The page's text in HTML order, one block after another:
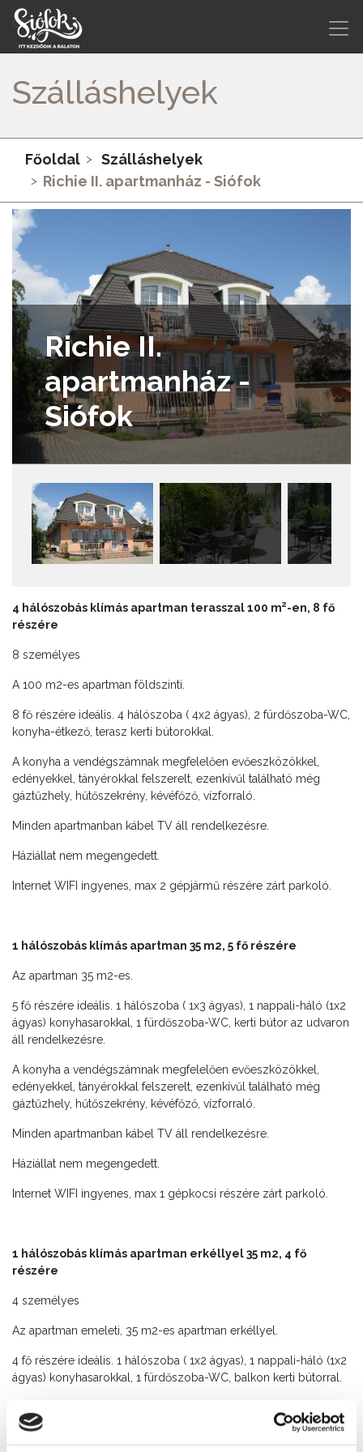
Szálláshelyek
Főoldal
Szálláshelyek
Richie II. apartmanház - Siófok
Richie II.
apartmanház -
Siófok
4 hálószobás klímás apartman terasszal 100 m2-en, 8 fő
részére
8 személyes
A 100 m2-es apartman földszinti.
8 fő részére ideális. 4 hálószoba ( 4x2 ágyas), 2 fürdőszoba-WC,
konyha-étkező, terasz kerti bútorokkal.
A konyha a vendégszámnak megfelelően evőeszközökkel,
edényekkel, tányérokkal felszerelt, ezenkívűl található még
gáztűzhely, hűtőszekrény, kévéfőző, vízforraló.
Minden apartmanban kábel TV áll rendelkezésre.
Háziállat nem megengedett.
Internet WIFI ingyenes, max 2 gépjármű részére zárt parkoló.
1 hálószobás klímás apartman 35 m2, 5 fő részére
Az apartman 35 m2-es.
5 fő részére ideális. 1 hálószoba ( 1x3 ágyas), 1 nappali-háló (1x2
ágyas) konyhasarokkal, 1 fürdőszoba-WC, kerti bútor az udvaron
áll rendelkezésre.
A konyha a vendégszámnak megfelelően evőeszközökkel,
edényekkel, tányérokkal felszerelt, ezenkívűl található még
gáztűzhely, hűtőszekrény, kévéfőző, vízforraló.
Minden apartmanban kábel TV áll rendelkezésre.
Háziállat nem megengedett.
Internet WIFI ingyenes, max 1 gépkocsi részére zárt parkoló.
1 hálószobás klímás apartman erkéllyel 35 m2, 4 fő
részére
4 személyes
Az apartman emeleti, 35 m2-es apartman erkéllyel.
4 fő részére ideális. 1 hálószoba ( 1x2 ágyas), 1 nappali-háló (1x2
ágyas) konyhasarokkal, 1 fürdőszoba-WC, balkon kerti bútorral.
edényekkel, tányérokkal felszerelt, ezenkívűl található még